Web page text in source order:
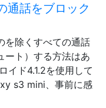
通話をブロック
を除くすべての通話
ート）する方法はあ
イド4.1.2を使用して
s3 mini、事前に感